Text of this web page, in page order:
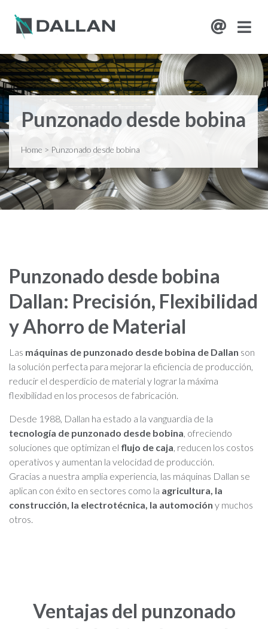
Punzonado desde bobina
Home > Punzonado desde bobina
Punzonado desde bobina
Dallan: Precisión, Flexibilidad
y Ahorro de Material
Las máquinas de punzonado desde bobina de Dallan son
la solución perfecta para mejorar la eficiencia de producción,
reducir el desperdicio de material y lograr la máxima
flexibilidad en los procesos de fabricación.
Desde 1988, Dallan ha estado a la vanguardia de la
tecnología de punzonado desde bobina, ofreciendo
soluciones que optimizan el flujo de caja, reducen los costos
operativos y aumentan la velocidad de producción.
Gracias a nuestra amplia experiencia, las máquinas Dallan se
aplican con éxito en sectores como la agricultura, la
construcción, la electrotécnica, la automoción y muchos
otros.
Ventajas del punzonado